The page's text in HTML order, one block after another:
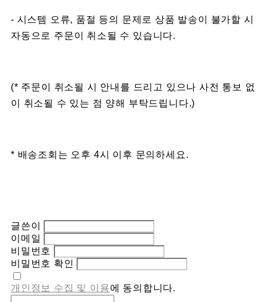
- 시스템 오류, 품절 등의 문제로 상품 발송이 불가할 시
자동으로 주문이 취소될 수 있습니다.
(* 주문이 취소될 시 안내를 드리고 있으나 사전 통보 없
이 취소될 수 있는 점 양해 부탁드립니다.)
* 배송조회는 오후 4시 이후 문의하세요.
글쓴이
이메일
비밀번호
비밀번호 확인
개인정보 수집 및 이용에 동의합니다.